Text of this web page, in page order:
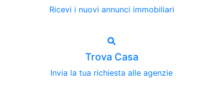
Ricevi i nuovi annunci immobiliari
Trova Casa
Invia la tua richiesta alle agenzie